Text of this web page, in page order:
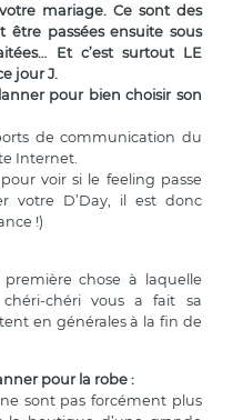
mariage. Ce sont des
passées ensuite sous
Et c’est surtout LE
jour J.
pour bien choisir son
de communication du
Internet.
voir si le feeling passe
votre D’Day, il est donc
!)
chose à laquelle
chéri vous a fait sa
en générales à la fin de
pour la robe :
sont pas forcément plus